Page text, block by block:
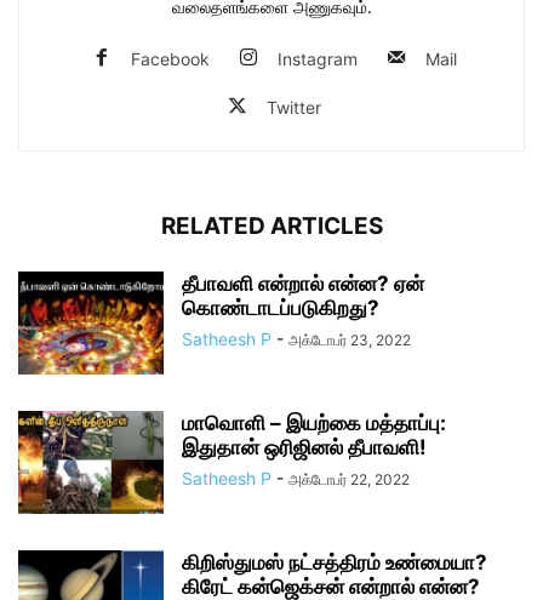
வலைதளங்களை அணுகவும்.
Facebook Instagram Mail
Twitter
RELATED ARTICLES
தீபாவளி என்றால் என்ன? ஏன்
கொண்டாடப்படுகிறது?
Satheesh P - அக்டோபர் 23, 2022
மாவொளி – இயற்கை மத்தாப்பு:
இதுதான் ஒரிஜினல் தீபாவளி!
Satheesh P - அக்டோபர் 22, 2022
கிறிஸ்துமஸ் நட்சத்திரம் உண்மையா?
கிரேட் கன்ஜெக்சன் என்றால் என்ன?